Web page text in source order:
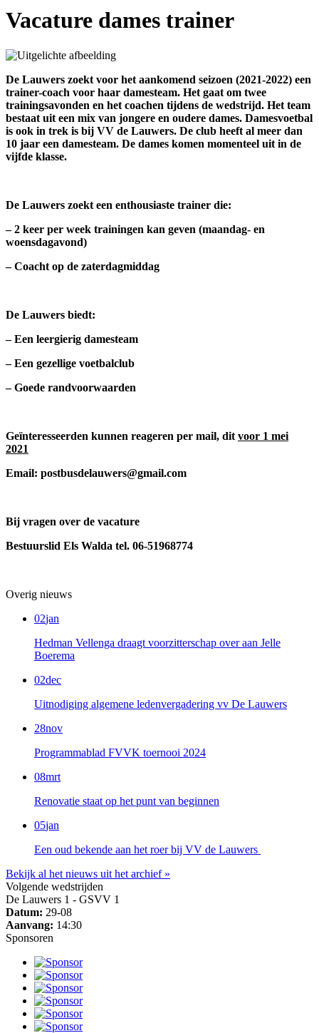
Vacature dames trainer
De Lauwers zoekt voor het aankomend seizoen (2021-2022) een
trainer-coach voor haar damesteam. Het gaat om twee
trainingsavonden en het coachen tijdens de wedstrijd. Het team
bestaat uit een mix van jongere en oudere dames. Damesvoetbal
is ook in trek is bij VV de Lauwers. De club heeft al meer dan
10 jaar een damesteam. De dames komen momenteel uit in de
vijfde klasse.
De Lauwers zoekt een enthousiaste trainer die:
– 2 keer per week trainingen kan geven (maandag- en
woensdagavond)
– Coacht op de zaterdagmiddag
De Lauwers biedt:
– Een leergierig damesteam
– Een gezellige voetbalclub
– Goede randvoorwaarden
Geïnteresseerden kunnen reageren per mail, dit voor 1 mei
2021
Email: postbusdelauwers@gmail.com
Bij vragen over de vacature
Bestuurslid Els Walda tel. 06-51968774
Overig nieuws
02jan
Hedman Vellenga draagt voorzitterschap over aan Jelle
Boerema
02dec
Uitnodiging algemene ledenvergadering vv De Lauwers
28nov
Programmablad FVVK toernooi 2024
08mrt
Renovatie staat op het punt van beginnen
05jan
Een oud bekende aan het roer bij VV de Lauwers
Bekijk al het nieuws uit het archief »
Volgende wedstrijden
De Lauwers 1 - GSVV 1
Datum: 29-08
Aanvang: 14:30
Sponsoren